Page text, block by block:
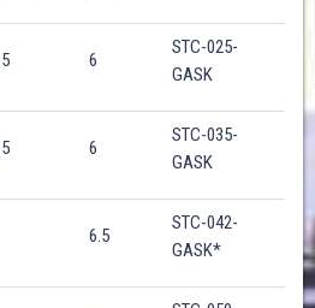
6
STC-025-
GASK
6
STC-035-
GASK
6.5
STC-042-
GASK*